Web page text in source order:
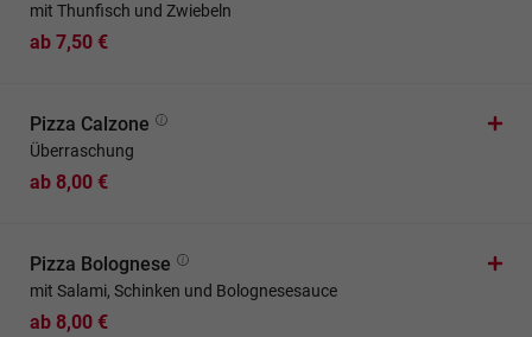
mit Thunfisch und Zwiebeln
ab 7,50 €
Pizza Calzone
Überraschung
ab 8,00 €
Pizza Bolognese
mit Salami, Schinken und Bolognesesauce
ab 8,00 €